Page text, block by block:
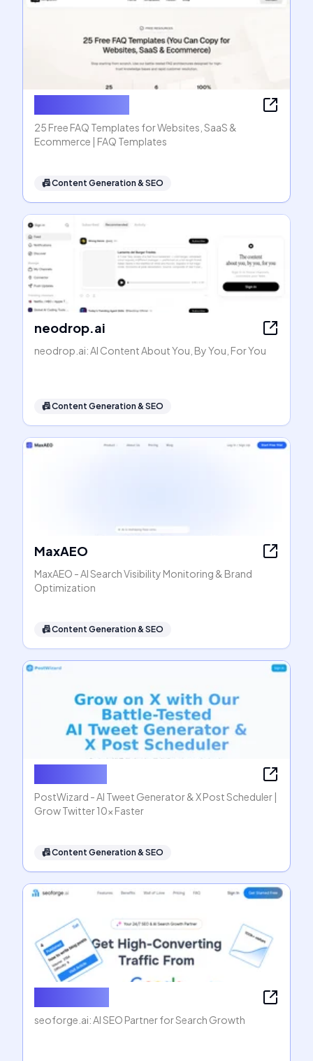
25 Free FAQ Templates for Websites, SaaS &
Ecommerce | FAQ Templates
📠Content Generation & SEO
neodrop.ai
neodrop.ai: AI Content About You, By You, For You
📠Content Generation & SEO
MaxAEO
MaxAEO - AI Search Visibility Monitoring & Brand
Optimization
📠Content Generation & SEO
PostWizard - AI Tweet Generator & X Post Scheduler |
Grow Twitter 10x Faster
📠Content Generation & SEO
seoforge.ai: AI SEO Partner for Search Growth